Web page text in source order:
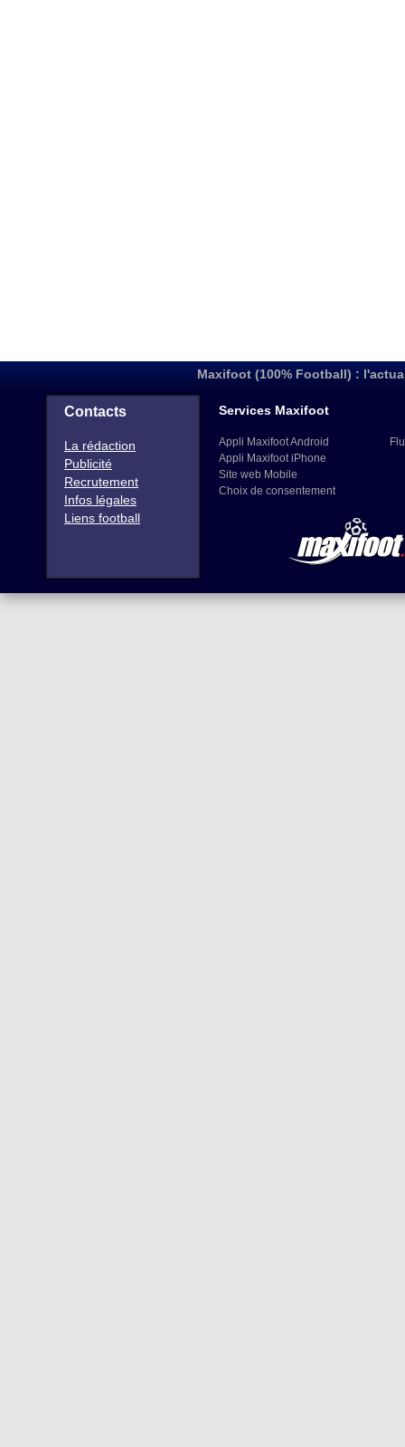
Maxifoot (100% Football) :
Contacts
La rédaction
Publicité
Recrutement
Infos légales
Liens football
Services Maxifoot
Appli Maxifoot Android
Appli Maxifoot iPhone
Site web Mobile
Choix de consentement